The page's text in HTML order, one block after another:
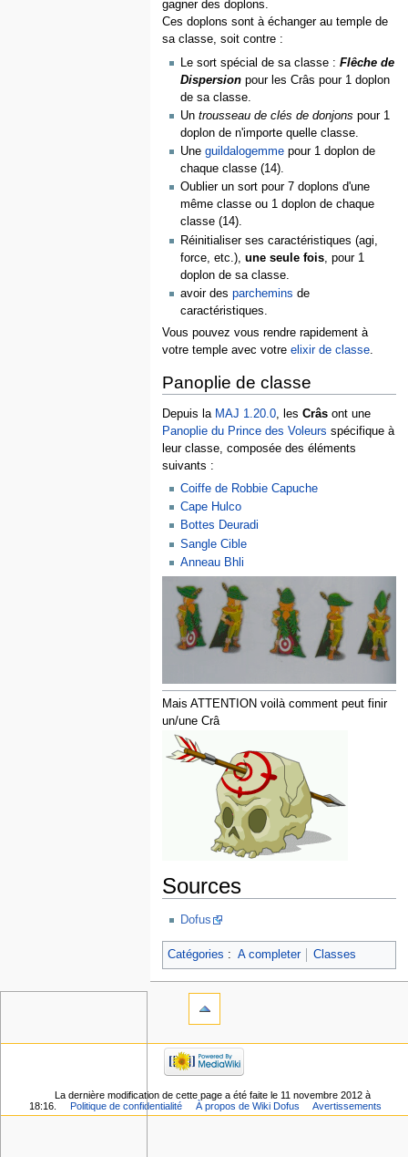
gagner des doplons.
Ces doplons sont à échanger au temple de
sa classe, soit contre :
Le sort spécial de sa classe :Flêche de
Dispersion pour les Crâs pour 1 doplon
de sa classe.
Untrousseau de clés de donjons pour 1
doplon de n'importe quelle classe.
Uneguildalogemme pour 1 doplon de
chaque classe (14).
Oublier un sort pour 7 doplons d'une
même classe ou 1 doplon de chaque
classe (14).
Réinitialiser ses caractéristiques (agi,
force, etc.),une seule fois , pour 1
doplon de sa classe.
avoir desparchemins de
caractéristiques.
Vous pouvez vous rendre rapidement à
votre temple avec votre elixir de classe.
Panoplie de classe
Depuis la MAJ 1.20.0, les Crâsont une
Panoplie du Prince des Voleurs spécifique à
leur classe, composée des éléments
suivants :
Coiffe de Robbie Capuche
Cape Hulco
Bottes Deuradi
Sangle Cible
Anneau Bhli
Mais ATTENTION voilà comment peut finir
un/une Crâ
Sources
Dofus
Catégories : A completer Classes
La dernière modification de cette page a été faite le 11 novembre 2012 à
18:16.
Politique de confidentialité À propos de Wiki Dofus Avertissements